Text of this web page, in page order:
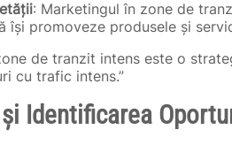
: Marketingul în zone de
își promoveze produsele și
de tranzit intens este o
cu trafic intens.”
Identificarea